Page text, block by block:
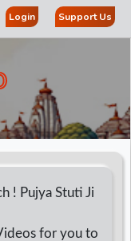
Login Support Us
! Pujya Stuti Ji
for you to